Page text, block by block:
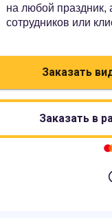
на любой праздник,
сотрудников или
Заказать
Заказать в